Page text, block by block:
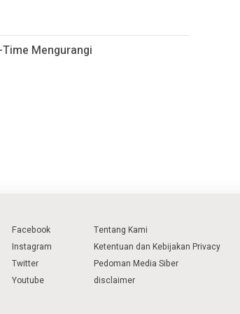
Time Mengurangi
Facebook
Instagram
Twitter
Youtube
Tentang Kami
Ketentuan dan Kebijakan Privacy
Pedoman Media Siber
disclaimer